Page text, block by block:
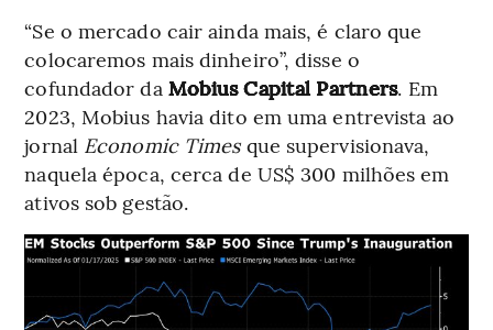
“Se o mercado cair ainda mais, é claro que
colocaremos mais dinheiro”, disse o
cofundador da Mobius Capital Partners. Em
2023, Mobius havia dito em uma entrevista ao
jornal Economic Timesque supervisionava,
naquela época, cerca de US$ 300 milhões em
ativos sob gestão.